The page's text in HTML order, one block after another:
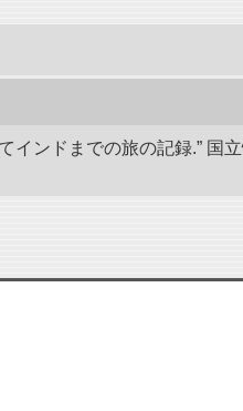
ンドまでの旅の記録.” 国